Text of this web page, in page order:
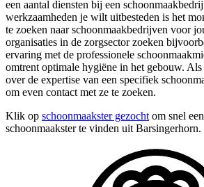
een aantal diensten bij een
werkzaamheden je wilt uitbesteden is het
te zoeken naar schoonmaakbedrijven voor
organisaties in de zorgsector zoeken
ervaring met de professionele
omtrent optimale hygiëne in het gebouw.
over de expertise van een specifiek
om even contact met ze te zoeken.
Klik op schoonmaakster gezocht om snel
schoonmaakster te vinden uit Barsingerhorn.